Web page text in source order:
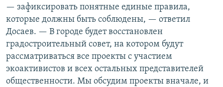
— зафиксировать понятные единые правила,
которые должны быть соблюдены, — ответил
Досаев. — В городе будет восстановлен
градостроительный совет, на котором будут
рассматриваться все проекты с участием
экоактивистов и всех остальных представителей
общественности. Мы обсудим проекты вначале, и